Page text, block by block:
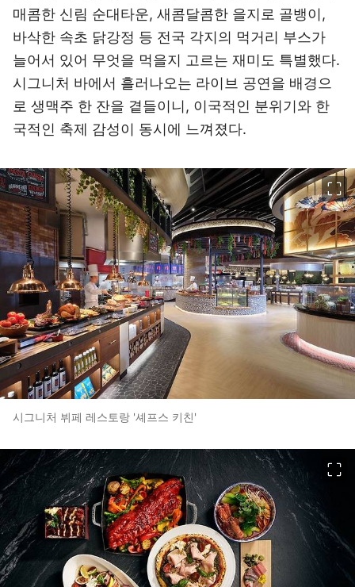
매콤한 신림 순대타운, 새콤달콤한 을지로 골뱅이,
바삭한 속초 닭강정 등 전국 각지의 먹거리 부스가
늘어서 있어 무엇을 먹을지 고르는 재미도 특별했다.
시그니처 바에서 흘러나오는 라이브 공연을 배경으
로 생맥주 한 잔을 곁들이니, 이국적인 분위기와 한
국적인 축제 감성이 동시에 느껴졌다.
시그니처 뷔페 레스토랑 '셰프스 키친'